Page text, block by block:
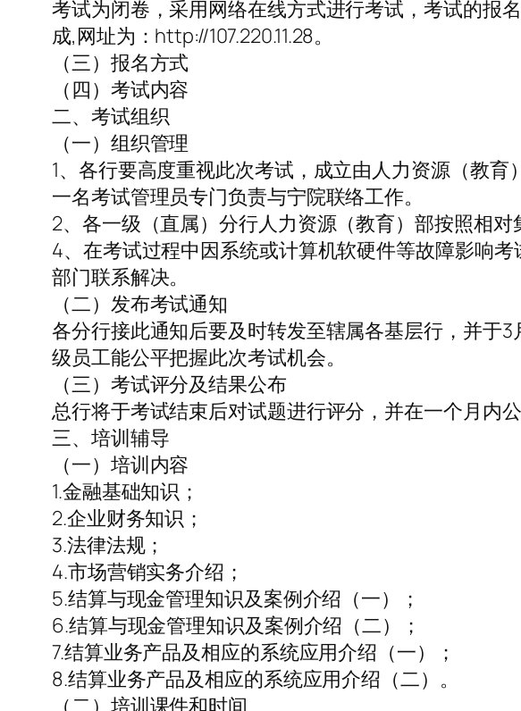
考试为闭卷，采用网络在线方式进行考试，考试的报
成,网址为：http://107.220.11.28。
（三）报名方式
（四）考试内容
二、考试组织
（一）组织管理
1、各行要高度重视此次考试，成立由人力资源（教
一名考试管理员专门负责与宁院联络工作。
2、各一级（直属）分行人力资源（教育）部按照相对
4、在考试过程中因系统或计算机软硬件等故障影响
部门联系解决。
（二）发布考试通知
各分行接此通知后要及时转发至辖属各基层行，并于
级员工能公平把握此次考试机会。
（三）考试评分及结果公布
总行将于考试结束后对试题进行评分，并在一个月内公
三、培训辅导
（一）培训内容
1.金融基础知识；
2.企业财务知识；
3.法律法规；
4.市场营销实务介绍；
5.结算与现金管理知识及案例介绍（一）；
6.结算与现金管理知识及案例介绍（二）；
7.结算业务产品及相应的系统应用介绍（一）；
8.结算业务产品及相应的系统应用介绍（二）。